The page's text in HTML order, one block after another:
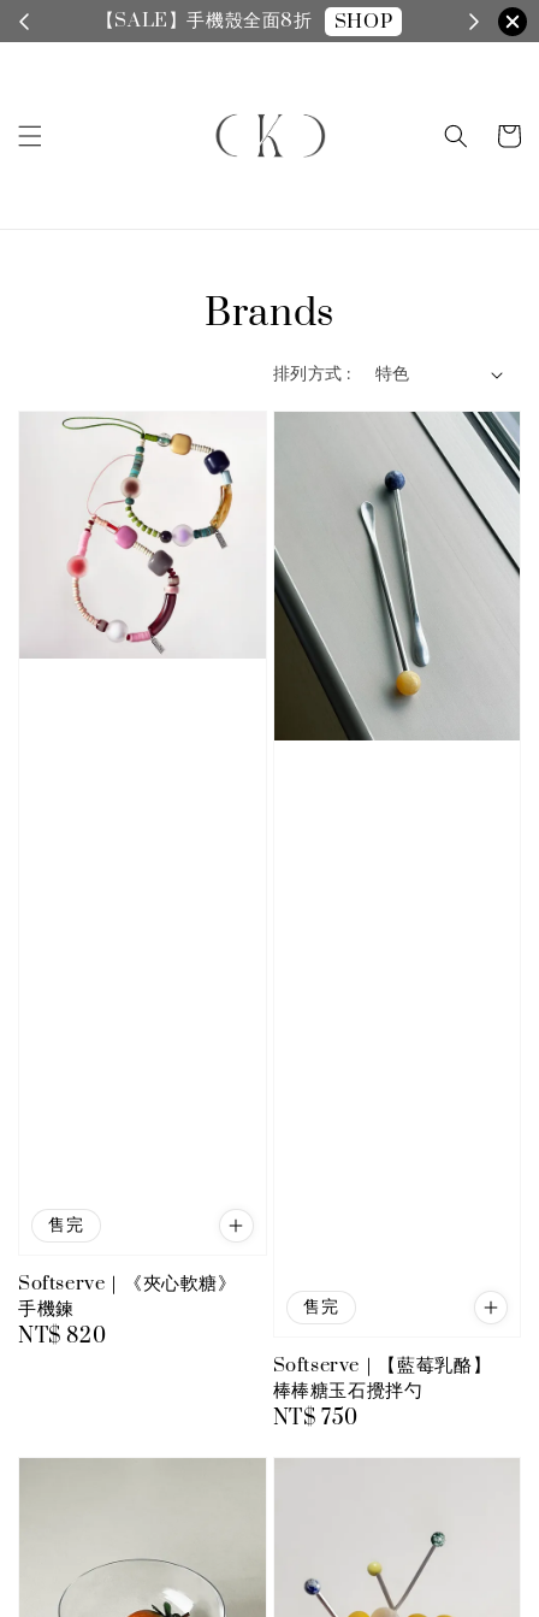
【SALE】手機殼全面8折 SHOP
Brands
排列方式 :
售完
Softserve｜《夾心軟糖》
手機鍊
Regular
NT$ 820
售完
Softserve｜【藍莓乳酪】
棒棒糖玉石攪拌勺
Regular
NT$ 750